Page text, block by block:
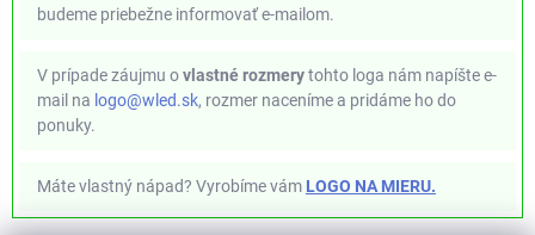
budeme priebežne informovať e-mailom.
V prípade záujmu ovlastné rozmerytohto loga nám napíšte e-
mail na logo@wled.sk, rozmer naceníme a pridáme ho do
ponuky.
Máte vlastný nápad? Vyrobíme vám LOGO NA MIERU.